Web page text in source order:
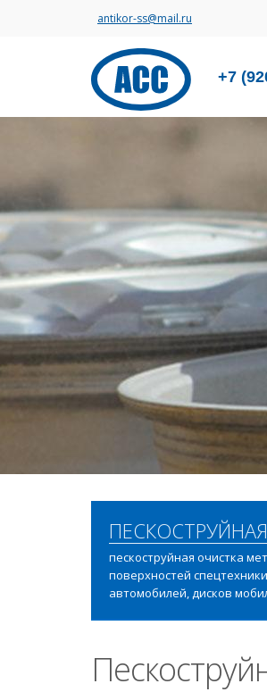
antikor-ss@mail.ru
+7
пескоструйная очистка
поверхностей
автомобилей, дисков